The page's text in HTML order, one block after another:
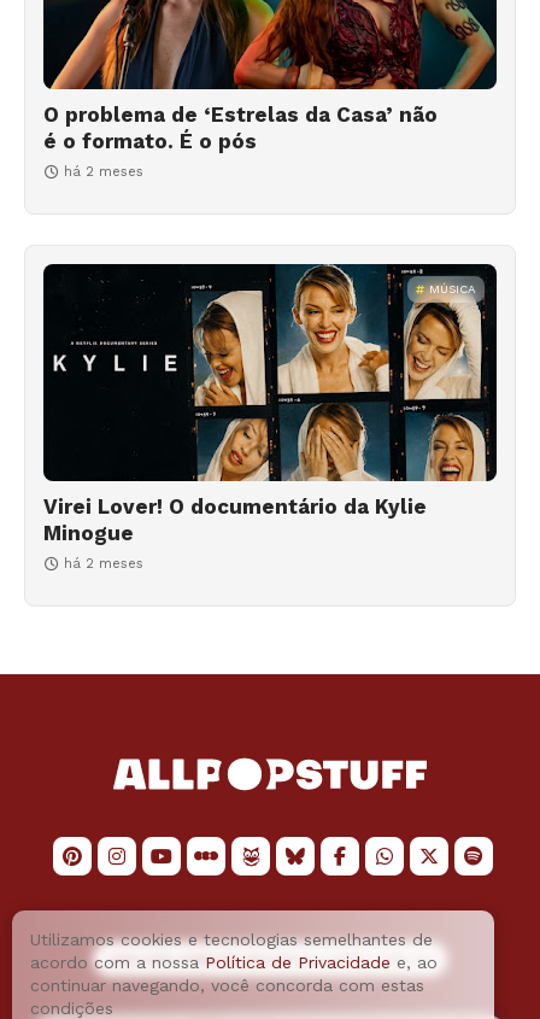
O problema de ‘Estrelas da Casa’ não
é o formato. É o pós
há 2 meses
MÚSICA
Virei Lover! O documentário da Kylie
Minogue
há 2 meses
LOGO PORJAIMESON MACHADOE LAYOUT POR JAO
Utilizamos cookies e tecnologias semelhantes de
acordo com a nossa Política de Privacidade e, ao
continuar navegando, você concorda com estas
condições